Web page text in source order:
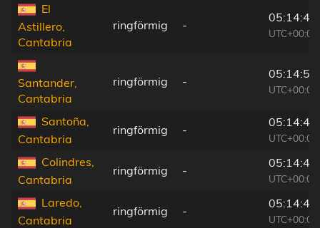
El
Astillero,
Cantabria
ringförmig -
05:14:48
UTC+00:00
Santander,
Cantabria
ringförmig -
05:14:52
UTC+00:00
Santoña,
Cantabria
ringförmig -
05:14:43
UTC+00:00
Colindres,
Cantabria
ringförmig -
05:14:40
UTC+00:00
Laredo,
Cantabria
ringförmig -
05:14:40
UTC+00:00